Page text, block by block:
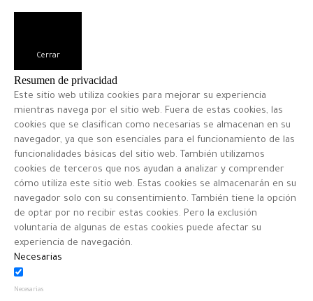
Cerrar
Resumen de privacidad
Este sitio web utiliza cookies para mejorar su experiencia
mientras navega por el sitio web. Fuera de estas cookies, las
cookies que se clasifican como necesarias se almacenan en su
navegador, ya que son esenciales para el funcionamiento de las
funcionalidades básicas del sitio web. También utilizamos
cookies de terceros que nos ayudan a analizar y comprender
cómo utiliza este sitio web. Estas cookies se almacenarán en su
navegador solo con su consentimiento. También tiene la opción
de optar por no recibir estas cookies. Pero la exclusión
voluntaria de algunas de estas cookies puede afectar su
experiencia de navegación.
Necesarias
Necesarias